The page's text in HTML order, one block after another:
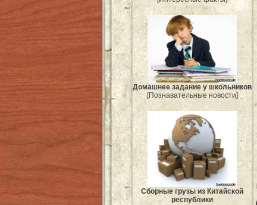
Домашнее задание у школьников
[Познавательные новости]
Сборные грузы из Китайской
республики